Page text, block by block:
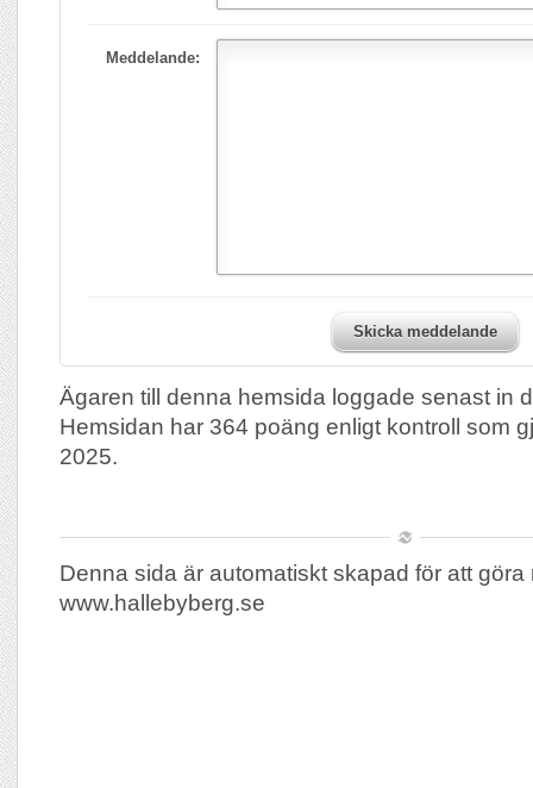
Meddelande:
Skicka meddelande
Ägaren till denna hemsida loggade senast in
Hemsidan har 364 poäng enligt kontroll som
2025.
Denna sida är automatiskt skapad för att göra
www.hallebyberg.se